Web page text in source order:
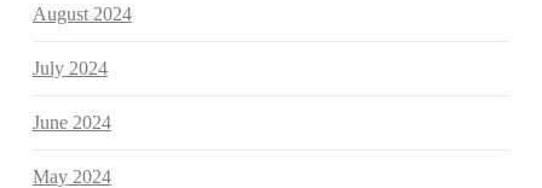
August 2024
July 2024
June 2024
May 2024